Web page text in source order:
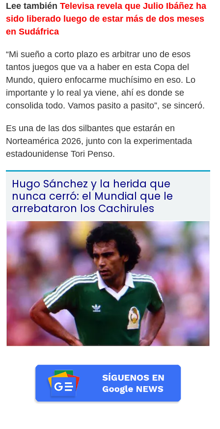
Lee también Televisa revela que Julio Ibáñez ha
sido liberado luego de estar más de dos meses
en Sudáfrica
“Mi sueño a corto plazo es arbitrar uno de esos
tantos juegos que va a haber en esta Copa del
Mundo, quiero enfocarme muchísimo en eso. Lo
importante y lo real ya viene, ahí es donde se
consolida todo. Vamos pasito a pasito”, se sinceró.
Es una de las dos silbantes que estarán en
Norteamérica 2026, junto con la experimentada
estadounidense Tori Penso.
Hugo Sánchez y la herida que
nunca cerró: el Mundial que le
arrebataron los Cachirules